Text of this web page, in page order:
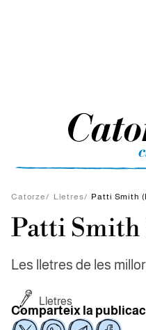
Catorze/ Lletres/ Patti Smith
Patti Smith
Les lletres de les
Lletres
Comparteix la